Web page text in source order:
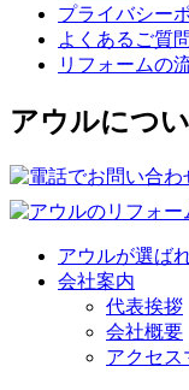
プライバシー
よくあるご質問
リフォームの
アウルにつ
アウルが選ば
会社案内
代表挨拶
会社概要
アクセス